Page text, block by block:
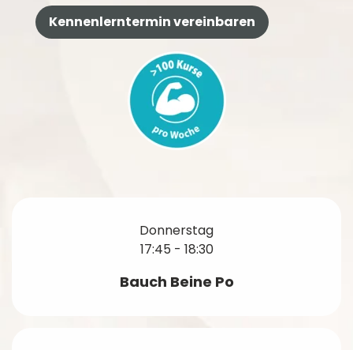
Kennenlerntermin vereinbaren
Donnerstag
17:45 - 18:30
Bauch Beine Po